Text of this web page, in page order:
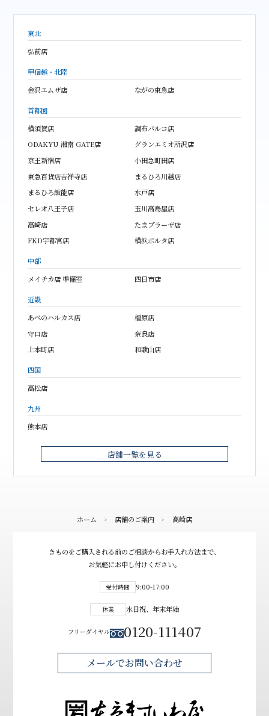
東北
弘前店
甲信越・北陸
金沢エムザ店
ながの東急店
首都圏
横須賀店
調布パルコ店
ODAKYU 湘南 GATE店
グランエミオ所沢店
京王新宿店
小田急町田店
東急百貨店吉祥寺店
まるひろ川越店
まるひろ飯能店
水戸店
セレオ八王子店
玉川高島屋店
高崎店
たまプラーザ店
FKD宇都宮店
横浜ポルタ店
中部
メイチカ店 準備室
四日市店
近畿
あべのハルカス店
橿原店
守口店
奈良店
上本町店
和歌山店
四国
高松店
九州
熊本店
店舗一覧を見る
ホーム > 店舗のご案内 > 高崎店
きものをご購入される前のご相談からお手入れ方法まで、
お気軽にお申し付けください。
受付時間 9:00-17:00
休業 水日祝、年末年始
フリーダイヤル 0120-111407
メールでお問い合わせ